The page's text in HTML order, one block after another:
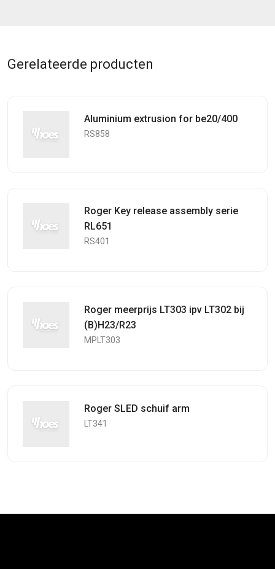
Gerelateerde producten
Aluminium extrusion for be20/400
RS858
Roger Key release assembly serie
RL651
RS401
Roger meerprijs LT303 ipv LT302 bij
(B)H23/R23
MPLT303
Roger SLED schuif arm
LT341